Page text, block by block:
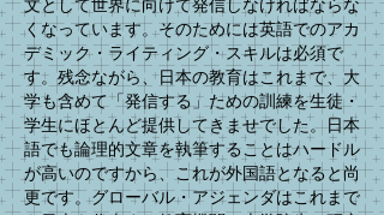
くなっています。そのためには英語でのアカ
デミック・ライティング・スキルは必須で
す。残念ながら、日本の教育はこれまで、大
学も含めて「発信する」ための訓練を生徒・
学生にほとんど提供してきませでした。日本
語でも論理的文章を執筆することはハードル
が高いのですから、これが外国語となると尚
更です。グローバル・アジェンダはこれまで